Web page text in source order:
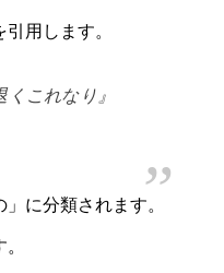
用します。
これなり』
に分類されます。